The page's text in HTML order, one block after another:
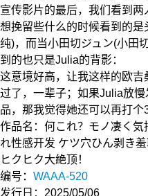
宣传影片的最后，我们看到
想挽留些什么的时候看到的
纯)，而当小田切ジュン(小田
到的也只是Julia的背影：
这意境好高，让我这样的欧
过了，一辈子；如果Julia放
品，那我觉得她还可以再打个
作品名：何これ？モノ凄く
れ性感开发 ケツ穴ひん剥き
ヒクヒク大絶顶！
编号： WAAA-520
发行日：2025/05/06